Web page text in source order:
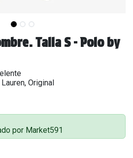
Talla S - Polo by
Original
por Market591